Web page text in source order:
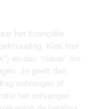
het financiële
Kies hier
en dan “nieuw” om
Je geeft dan
ontvangen of
het ontvangen